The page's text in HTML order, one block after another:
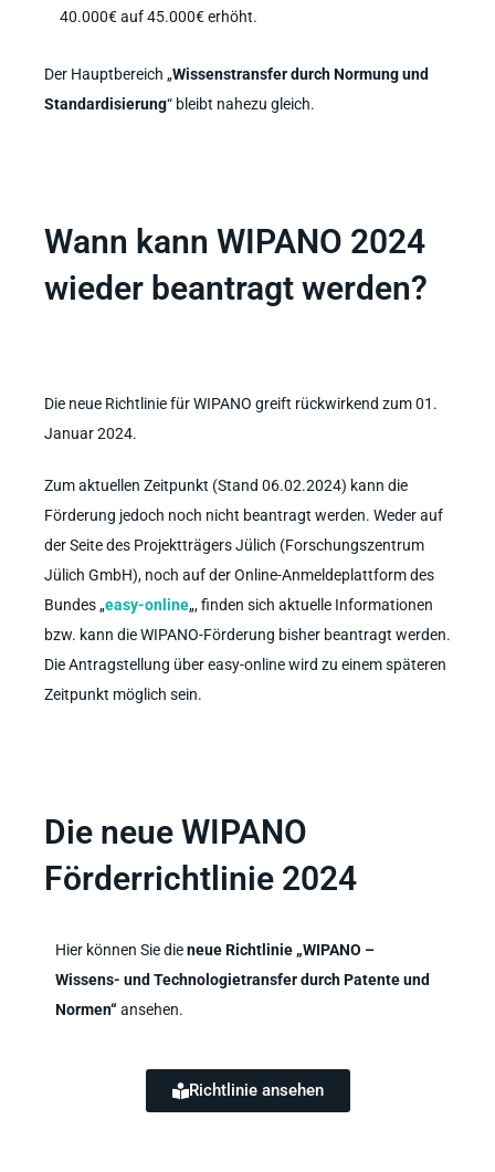
40.000€ auf 45.000€ erhöht.
Der Hauptbereich „Wissenstransfer durch Normung und
Standardisierung“ bleibt nahezu gleich.
Wann kann WIPANO 2024
wieder beantragt werden?
Die neue Richtlinie für WIPANO greift rückwirkend zum 01.
Januar 2024.
Zum aktuellen Zeitpunkt (Stand 06.02.2024) kann die
Förderung jedoch noch nicht beantragt werden. Weder auf
der Seite des Projektträgers Jülich (Forschungszentrum
Jülich GmbH), noch auf der Online-Anmeldeplattform des
Bundes „easy-online„, finden sich aktuelle Informationen
bzw. kann die WIPANO-Förderung bisher beantragt werden.
Die Antragstellung über easy-online wird zu einem späteren
Zeitpunkt möglich sein.
Die neue WIPANO
Förderrichtlinie 2024
Hier können Sie dieneue Richtlinie „WIPANO –
Wissens- und Technologietransfer durch Patente und
Normen“ ansehen.
Richtlinie ansehen